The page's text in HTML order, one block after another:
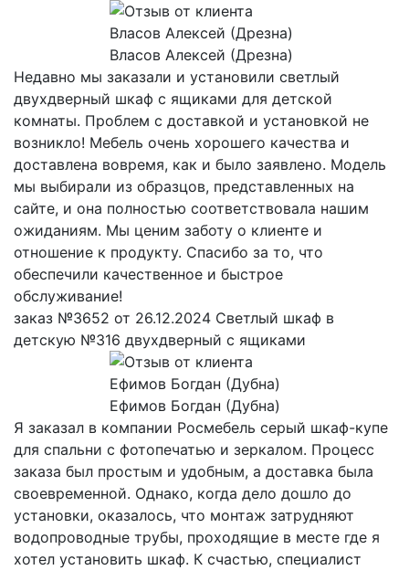
Власов Алексей (Дрезна)
Недавно мы заказали и установили светлый
двухдверный шкаф с ящиками для детской
комнаты. Проблем с доставкой и установкой не
возникло! Мебель очень хорошего качества и
доставлена вовремя, как и было заявлено. Модель
мы выбирали из образцов, представленных на
сайте, и она полностью соответствовала нашим
ожиданиям. Мы ценим заботу о клиенте и
отношение к продукту. Спасибо за то, что
обеспечили качественное и быстрое
обслуживание!
заказ №3652 от 26.12.2024 Светлый шкаф в
детскую №316 двухдверный с ящиками
Ефимов Богдан (Дубна)
Я заказал в компании Росмебель серый шкаф-купе
для спальни с фотопечатью и зеркалом. Процесс
заказа был простым и удобным, а доставка была
своевременной. Однако, когда дело дошло до
установки, оказалось, что монтаж затрудняют
водопроводные трубы, проходящие в месте где я
хотел установить шкаф. К счастью, специалист